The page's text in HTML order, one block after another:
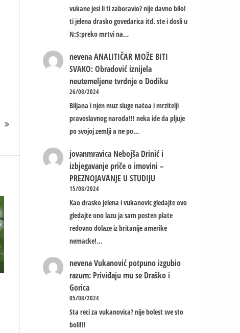
vukane jesi li ti zaboravio? nije davno bilo!
ti jelena drasko govedarica itd. ste i dosli u
N:S:preko mrtvi na…
nevena ANALITIČAR MOŽE BITI
SVAKO: Obradović iznijela
neutemeljene tvrdnje o Dodiku
26/08/2024
Biljana i njen muz sluge natoa i mrzitelji
pravoslavnog naroda!!! neka ide da pljuje
po svojoj zemlji a ne po…
jovanmravica Nebojša Drinić i
izbjegavanje priče o imovini –
PREZNOJAVANJE U STUDIJU
15/08/2024
Kao drasko jelena i vukanovic gledajte ovo
gledajte ono lazu ja sam posten plate
redovno dolaze iz britanije amerike
nemacke!…
nevena Vukanović potpuno izgubio
razum: Priviđaju mu se Draško i
Gorica
05/08/2024
Sta reci za vukanovica? nije bolest sve sto
boli!!!